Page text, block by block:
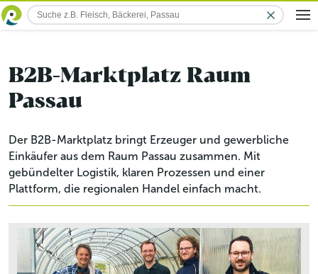
B2B-Marktplatz Raum
Passau
Der B2B-Marktplatz bringt Erzeuger und gewerbliche
Einkäufer aus dem Raum Passau zusammen. Mit
gebündelter Logistik, klaren Prozessen und einer
Plattform, die regionalen Handel einfach macht.